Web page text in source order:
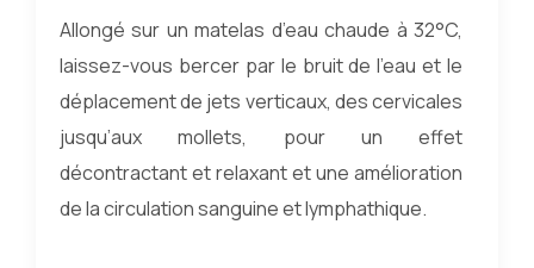
Allongé sur un matelas d’eau chaude à 32°C,
laissez-vous bercer par le bruit de l’eau et le
déplacement de jets verticaux, des cervicales
jusqu’aux mollets, pour un effet
décontractant et relaxant et une amélioration
de la circulation sanguine et lymphathique.